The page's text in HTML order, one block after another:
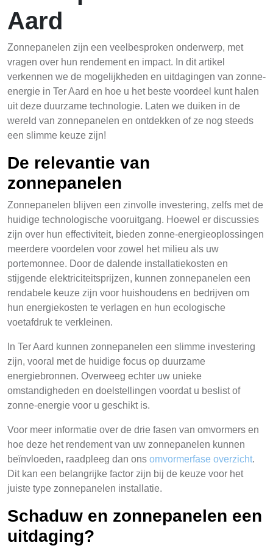
Aard
Zonnepanelen zijn een veelbesproken onderwerp, met
vragen over hun rendement en impact. In dit artikel
verkennen we de mogelijkheden en uitdagingen van zonne-
energie in Ter Aard en hoe u het beste voordeel kunt halen
uit deze duurzame technologie. Laten we duiken in de
wereld van zonnepanelen en ontdekken of ze nog steeds
een slimme keuze zijn!
De relevantie van
zonnepanelen
Zonnepanelen blijven een zinvolle investering, zelfs met de
huidige technologische vooruitgang. Hoewel er discussies
zijn over hun effectiviteit, bieden zonne-energieoplossingen
meerdere voordelen voor zowel het milieu als uw
portemonnee. Door de dalende installatiekosten en
stijgende elektriciteitsprijzen, kunnen zonnepanelen een
rendabele keuze zijn voor huishoudens en bedrijven om
hun energiekosten te verlagen en hun ecologische
voetafdruk te verkleinen.
In Ter Aard kunnen zonnepanelen een slimme investering
zijn, vooral met de huidige focus op duurzame
energiebronnen. Overweeg echter uw unieke
omstandigheden en doelstellingen voordat u beslist of
zonne-energie voor u geschikt is.
Voor meer informatie over de drie fasen van omvormers en
hoe deze het rendement van uw zonnepanelen kunnen
beïnvloeden, raadpleeg dan ons omvormerfase overzicht.
Dit kan een belangrijke factor zijn bij de keuze voor het
juiste type zonnepanelen installatie.
Schaduw en zonnepanelen een
uitdaging?